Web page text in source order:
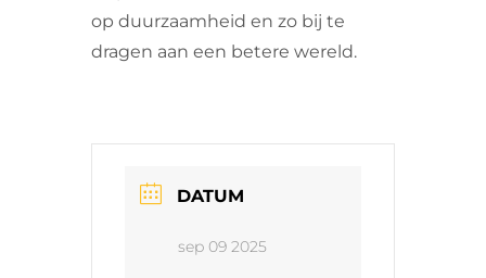
op duurzaamheid en zo bij te
dragen aan een betere wereld.
DATUM
sep 09 2025